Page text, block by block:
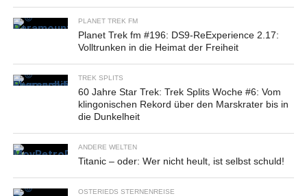
PLANET TREK FM
Planet Trek fm #196: DS9-ReExperience 2.17:
Volltrunken in die Heimat der Freiheit
TREK SPLITS
60 Jahre Star Trek: Trek Splits Woche #6: Vom
klingonischen Rekord über den Marskrater bis in
die Dunkelheit
ANDERE WELTEN
Titanic – oder: Wer nicht heult, ist selbst schuld!
OSTERIEDS STERNENREISE